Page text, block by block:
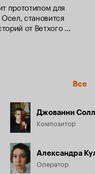
прототипом для
становится
от Ветхого
осле въехал в
Панса, с одним
Все
Джованни
Композитор
Александра
Оператор